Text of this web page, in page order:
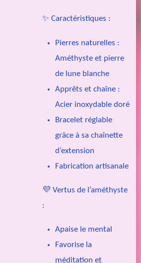
✨ Caractéristiques :
Pierres naturelles :
Améthyste et pierre
de lune blanche
Apprêts et chaîne :
Acier inoxydable doré
Bracelet réglable
grâce à sa chaînette
d’extension
Fabrication artisanale
💜 Vertus de l’améthyste
:
Apaise le mental
Favorise la
méditation et